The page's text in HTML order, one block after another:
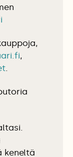
,
.
keneltä